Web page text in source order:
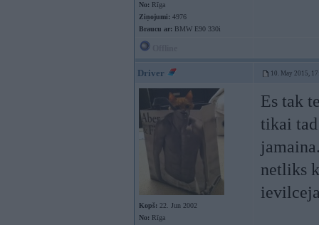
No: Rīga
Ziņojumi: 4976
Braucu ar: BMW E90 330i
Driver 10. May 2015,
Kopš: 22. Jun 2002
No: Rīga
Es tak
tikai
netliks